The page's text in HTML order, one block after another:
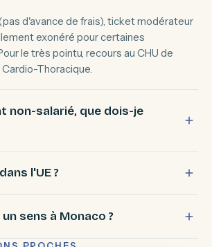
d'avance de frais), ticket modérateur
exonéré pour certaines
le très pointu, recours au CHU de
Thoracique.
non-salarié, que dois-je
l'UE ?
sens à Monaco ?